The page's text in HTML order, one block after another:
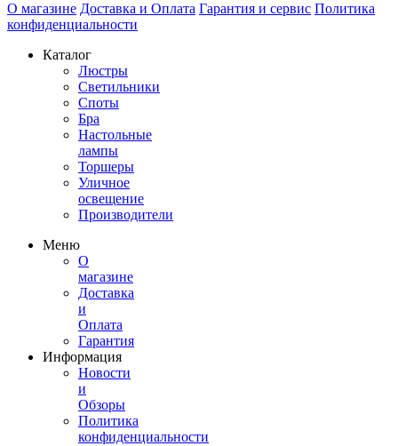
О магазине Доставка и Оплата Гарантия и сервис Политика
конфиденциальности
Каталог
Люстры
Светильники
Споты
Бра
Настольные
лампы
Торшеры
Уличное
освещение
Производители
Меню
О
магазине
Доставка
и
Оплата
Гарантия
Информация
Новости
и
Обзоры
Политика
конфиденциальности